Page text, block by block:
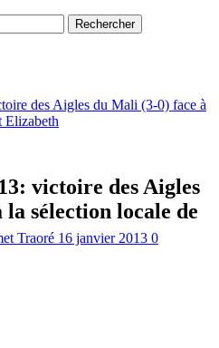
des Aigles du Mali (3-0) face à
Elizabeth
victoire des Aigles
sélection locale de
Traoré 16 janvier 2013 0